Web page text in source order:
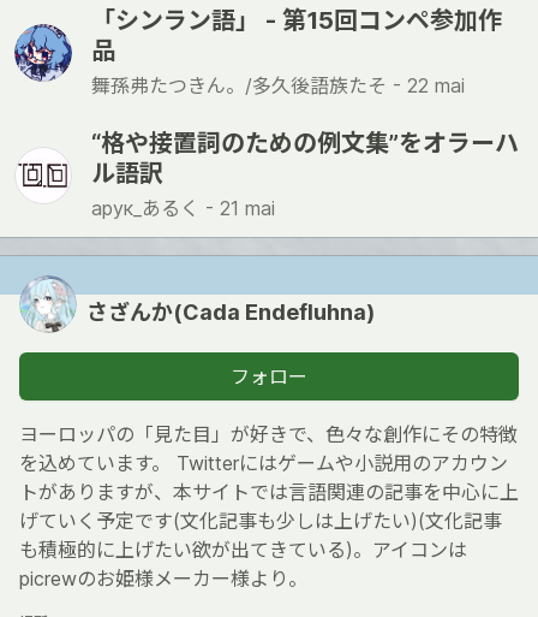
「シンラン語」 - 第15回コンペ参加作
品
舞孫弗たつきん。/多久後語族たそ - 22 mai
“格や接置詞のための例文集”をオラーハ
ル語訳
арук_あるく - 21 mai
さざんか(Cada Endefluhna)
フォロー
ヨーロッパの「見た目」が好きで、色々な創作にその特徴
を込めています。 Twitterにはゲームや小説用のアカウン
トがありますが、本サイトでは言語関連の記事を中心に上
げていく予定です(文化記事も少しは上げたい)(文化記事
も積極的に上げたい欲が出てきている)。アイコンは
picrewのお姫様メーカー様より。